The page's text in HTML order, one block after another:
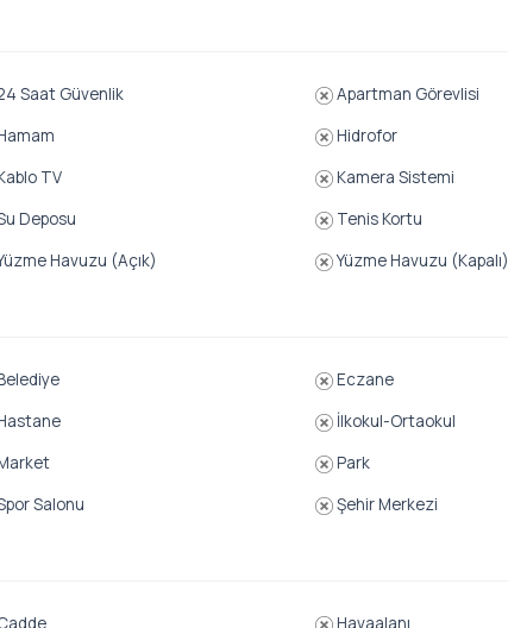
Saat Güvenlik Apartman Görevlisi
Hidrofor
TV Kamera Sistemi
Deposu Tenis Kortu
Havuzu (Açık) Yüzme Havuzu (Kapalı)
Eczane
İlkokul-Ortaokul
Park
Salonu Şehir Merkezi
Havaalanı